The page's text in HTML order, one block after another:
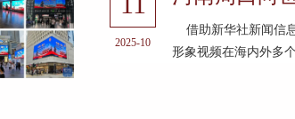
2025-10
借助新华社新闻信
形象视频在海内外多